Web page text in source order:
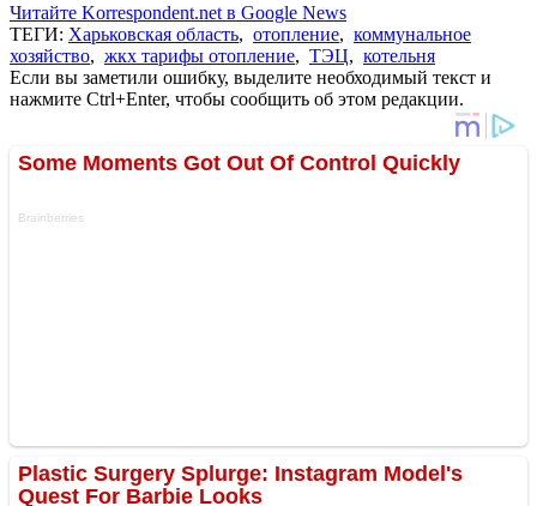
Читайте Korrespondent.net в Google News
ТЕГИ: Харьковская область, отопление, коммунальное
хозяйство, жкх тарифы отопление, ТЭЦ, котельня
Если вы заметили ошибку, выделите необходимый текст и
нажмите Ctrl+Enter, чтобы сообщить об этом редакции.